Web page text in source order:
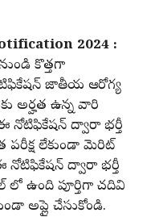
2024 :
కొత్తగా
జాతీయ ఆరోగ్య
అర్హత ఉన్న వారి
నోటిఫికేషన్ ద్వారా భర్తీ
పరీక్ష లేకుండా మెరిట్
నోటిఫికేషన్ ద్వారా భర్తీ
లో ఉంది పూర్తిగా చదివి
అప్లై చేసుకోండి.